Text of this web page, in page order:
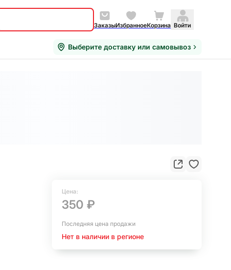
ЗаказыИзбранноеКорзина Войти
Выберите доставку или самовывоз
Цена:
350 ₽
Последняя цена продажи
Нет в наличии в регионе